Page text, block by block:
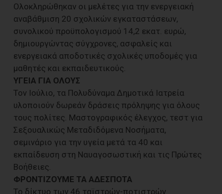
Ολοκληρώθηκαν οι μελέτες για την ενεργειακή
αναβάθμιση 20 σχολικών εγκαταστάσεων,
συνολικού προϋπολογισμού 14,2 εκατ. ευρώ,
δημιουργώντας σύγχρονες, ασφαλείς και
ενεργειακά αποδοτικές σχολικές υποδομές για
μαθητές και εκπαιδευτικούς.
ΥΓΕΙΑ ΓΙΑ ΟΛΟΥΣ
Τον Ιούλιο, τα Πολυδύναμα Δημοτικά Ιατρεία
υλοποιούν δωρεάν δράσεις πρόληψης για όλους
τους πολίτες. Μαστογραφικός έλεγχος, τεστ για
Σεξουαλικώς Μεταδιδόμενα Νοσήματα,
σεμινάριο για την υγεία μετά τα 40 και
εκπαίδευση στη Ναυαγοσωστική και τις Πρώτες
Βοήθειες.
ΦΡΟΝΤΙΖΟΥΜΕ ΤΑ ΑΔΕΣΠΟΤΑ
Το δίκτυο των 46 ταϊστρών-ποτιστρών